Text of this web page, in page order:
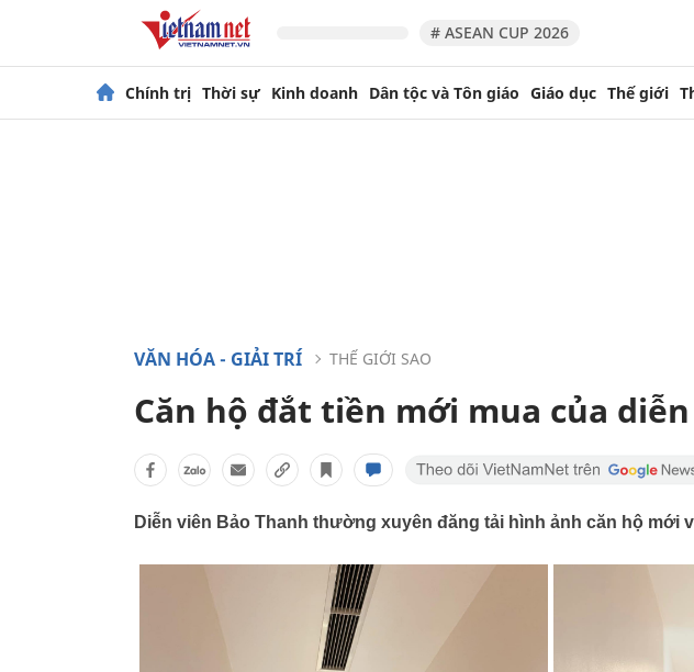
# ASEAN CUP 2026
Chính trị Thời sự Kinh doanh Dân tộc và Tôn giáo Giáo dục Thế giới
VĂN HÓA - GIẢI TRÍ THẾ GIỚI SAO
Căn hộ đắt tiền mới mua của
Diễn viên Bảo Thanh thường xuyên đăng tải hình ảnh căn hộ mới